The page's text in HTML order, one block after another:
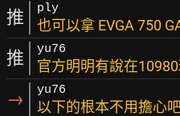
推 ply
也可以拿 EVGA 750
推 yu76
官方明明有說在
→ yu76
以下的根本不用擔心